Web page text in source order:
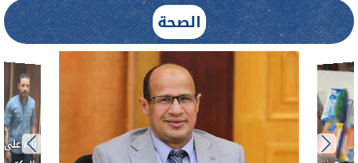
الصحة
بناءً
حادث